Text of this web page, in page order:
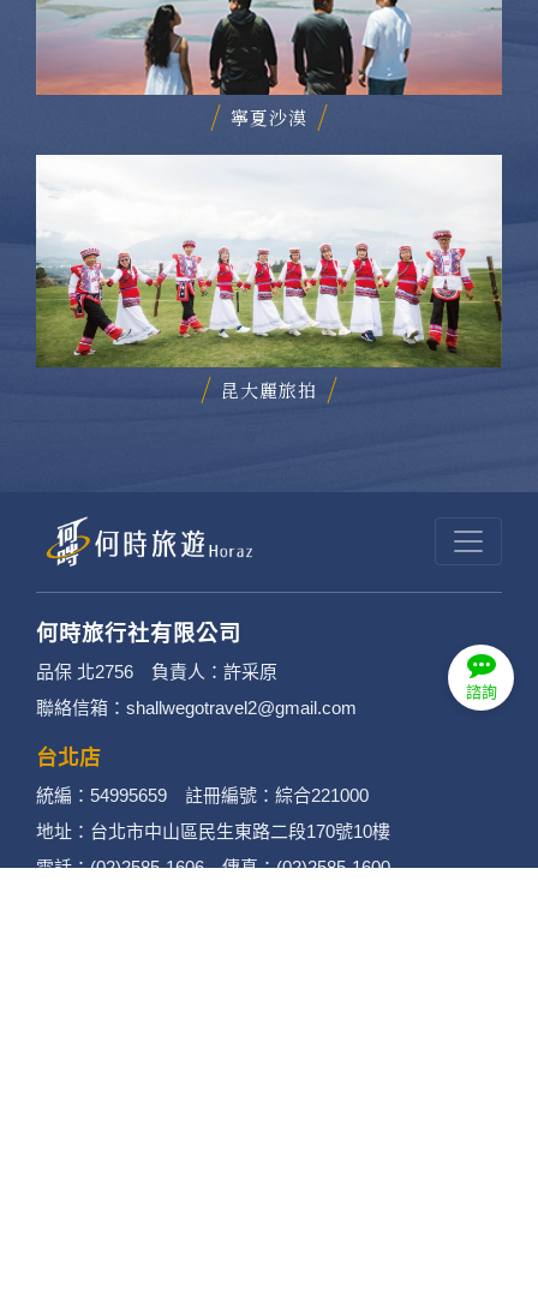
寧夏沙漠
昆大麗旅拍
諮詢
何時旅行社有限公司
品保 北2756 負責人：許采原
聯絡信箱：shallwegotravel2@gmail.com
台北店
統編：54995659 註冊編號：綜合221000
地址：台北市中山區民生東路二段170號10樓
電話：(02)2585-1606 傳真：(02)2585-1600